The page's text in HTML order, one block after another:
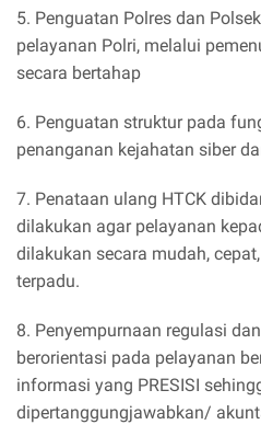
5. Penguatan Polres dan
pelayanan Polri, melalui
secara bertahap
6. Penguatan struktur pada
penanganan kejahatan siber
7. Penataan ulang HTCK
dilakukan agar pelayanan
dilakukan secara mudah,
terpadu.
8. Penyempurnaan regulasi
berorientasi pada pelayanan
informasi yang PRESISI
dipertanggungjawabkan/